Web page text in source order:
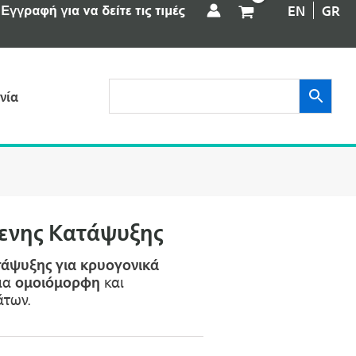
EN GR
Kατάψυξης
για κρυογονικά
ομοιόμορφη και